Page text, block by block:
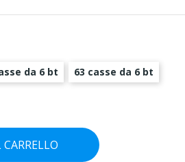
da 6 bt 63 casse da 6 bt